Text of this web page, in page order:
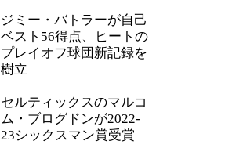
ジミー・バトラーが自己
ベスト56得点、ヒートの
プレイオフ球団新記録を
樹立
セルティックスのマルコ
ム・ブログドンが2022-
23シックスマン賞受賞